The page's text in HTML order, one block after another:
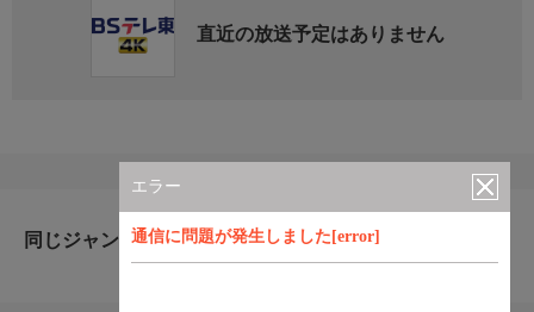
エラー
通信に問題が発生しました[error]
直近の放送予定はありません
同じジャンルのおすすめ番組